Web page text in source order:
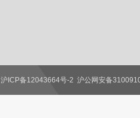
沪ICP备12043664号-2 沪公网安备